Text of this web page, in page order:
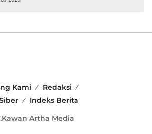
Kami
Redaksi
Indeks Berita
Artha Media